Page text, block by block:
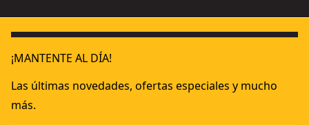
¡MANTENTE AL DÍA!
Las últimas novedades, ofertas especiales y mucho
más.